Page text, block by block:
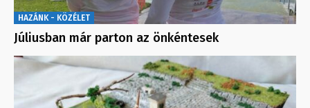
HAZÁNK - KÖZÉLET
Júliusban már parton az önkéntesek